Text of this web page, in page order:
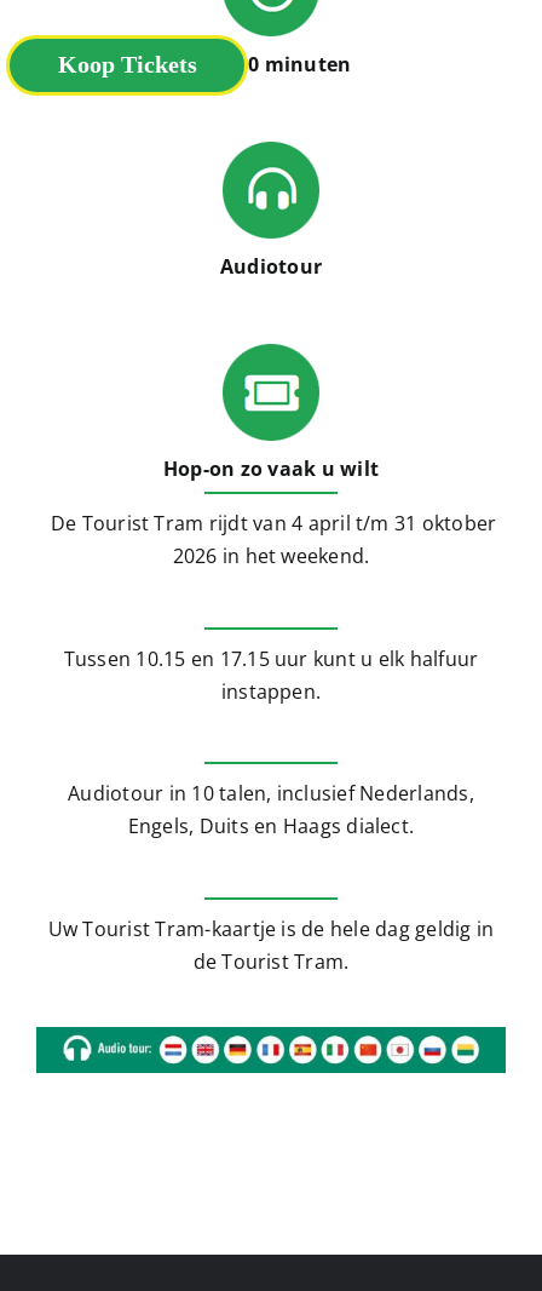
Elke 30 minuten
Audiotour
Hop-on zo vaak u wilt
De Tourist Tram rijdt van 4 april t/m 31 oktober
2026 in het weekend.
Tussen 10.15 en 17.15 uur kunt u elk halfuur
instappen.
Audiotour in 10 talen, inclusief Nederlands,
Engels, Duits en Haags dialect.
Uw Tourist Tram-kaartje is de hele dag geldig in
de Tourist Tram.
Koop Tickets